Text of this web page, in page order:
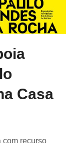
Casa
com recurso